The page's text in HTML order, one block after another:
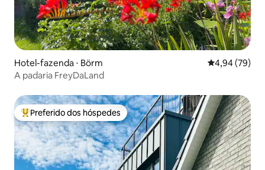
Hotel-fazenda ⋅ Börm 4,94 de uma
4,94 (79)
A padaria FreyDaLand
Entre os melhores preferidos dos hóspedes
Preferido dos hóspedes